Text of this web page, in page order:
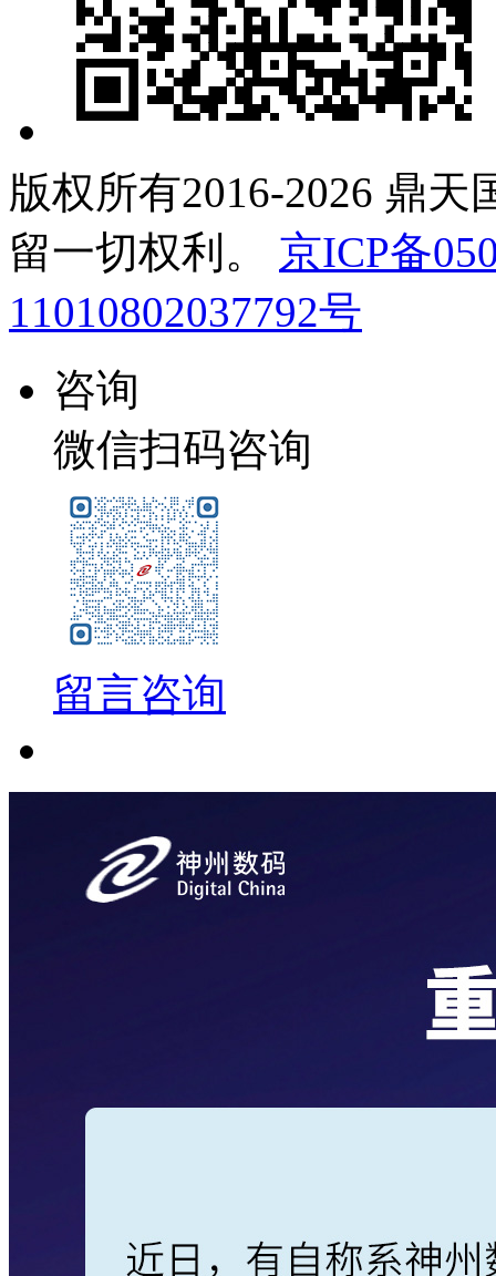
版权所有2016-2026 鼎天
留一切权利。
京ICP备
11010802037792号
咨询
微信扫码咨询
留言咨询